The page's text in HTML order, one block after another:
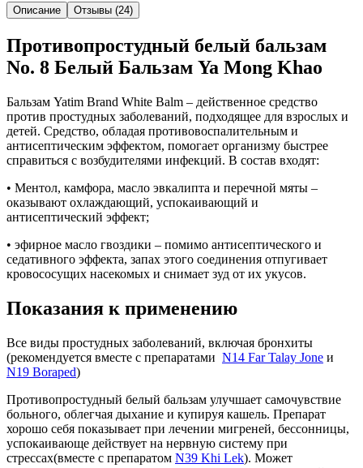
Описание Отзывы (24)
Противопростудный белый бальзам
No. 8 Белый Бальзам Ya Mong Khao
Бальзам Yatim Brand White Balm – действенное средство
против простудных заболеваний, подходящее для взрослых и
детей. Средство, обладая противовоспалительным и
антисептическим эффектом, помогает организму быстрее
справиться с возбудителями инфекций. В состав входят:
• Ментол, камфора, масло эвкалипта и перечной мяты –
оказывают охлаждающий, успокаивающий и
антисептический эффект;
• эфирное масло гвоздики – помимо антисептического и
седативного эффекта, запах этого соединения отпугивает
кровососущих насекомых и снимает зуд от их укусов.
Показания к применению
Все виды простудных заболеваний, включая бронхиты
(рекомендуется вместе с препаратами N14 Far Talay Jone и
N19 Boraped)
Противопростудный белый бальзам улучшает самочувствие
больного, облегчая дыхание и купируя кашель. Препарат
хорошо себя показывает при лечении мигреней, бессонницы,
успокаивающе действует на нервную систему при
стрессах(вместе с препаратом N39 Khi Lek). Может